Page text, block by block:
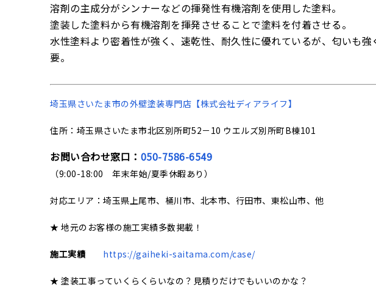
溶剤の主成分がシンナーなどの揮発性有機溶剤を使用した塗料。
塗装した塗料から有機溶剤を揮発させることで塗料を付着させる。
水性塗料より密着性が強く、速乾性、耐久性に優れているが、匂いも
要。
埼玉県さいたま市の外壁塗装専門店【株式会社ディアライフ】
住所：埼玉県さいたま市北区別所町52－10 ウエルズ別所町B棟101
お問い合わせ窓口： 050-7586-6549
（9:00-18:00 年末年始/夏季休暇あり）
対応エリア：埼玉県上尾市、桶川市、北本市、行田市、東松山市、他
★ 地元のお客様の施工実績多数掲載！
施工実績 https://gaiheki-saitama.com/case/
★ 塗装工事っていくらくらいなの？見積りだけでもいいのかな？